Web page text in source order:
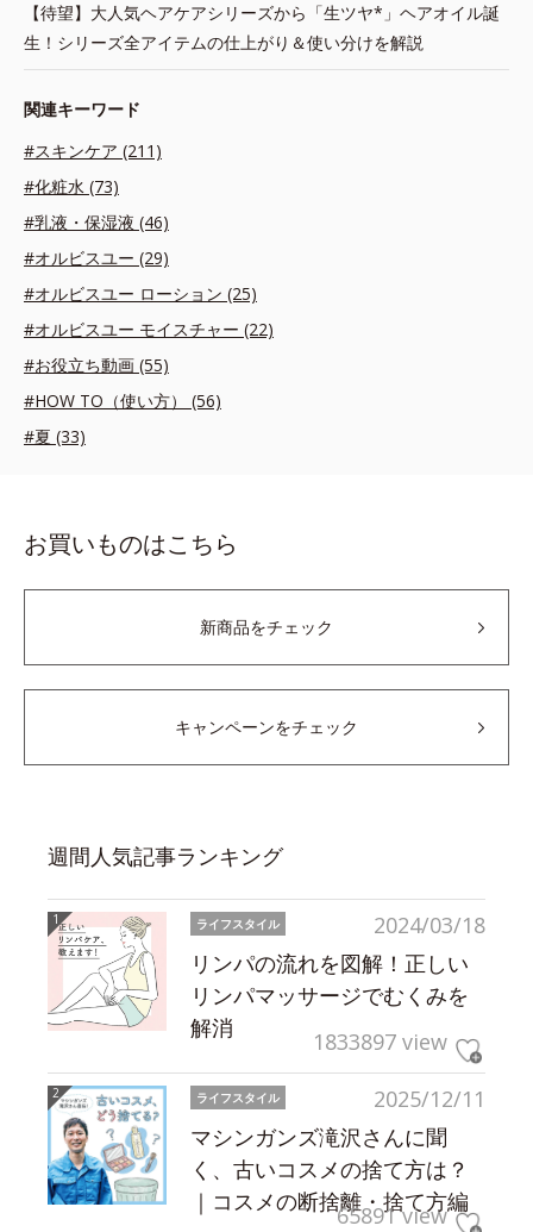
【待望】大人気ヘアケアシリーズから「生ツヤ*」ヘアオイル誕
生！シリーズ全アイテムの仕上がり＆使い分けを解説
関連キーワード
#スキンケア (211)
#化粧水 (73)
#乳液・保湿液 (46)
#オルビスユー (29)
#オルビスユー ローション (25)
#オルビスユー モイスチャー (22)
#お役立ち動画 (55)
#HOW TO（使い方） (56)
#夏 (33)
お買いものはこちら
新商品をチェック
キャンペーンをチェック
週間人気記事ランキング
2024/03/18
ライフスタイル
リンパの流れを図解！正しい
リンパマッサージでむくみを
解消
1833897 view
2025/12/11
ライフスタイル
マシンガンズ滝沢さんに聞
く、古いコスメの捨て方は？
｜コスメの断捨離・捨て方編
65891 view